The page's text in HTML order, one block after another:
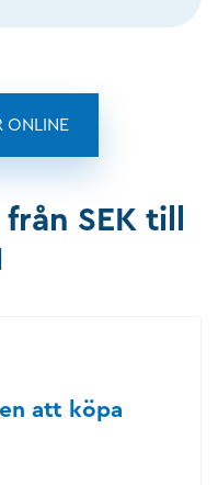
ONLINE
SEK till
att köpa